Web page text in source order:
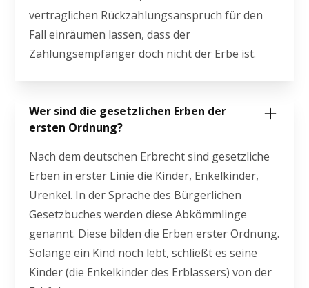
vertraglichen Rückzahlungsanspruch für den
Fall einräumen lassen, dass der
Zahlungsempfänger doch nicht der Erbe ist.
Wer sind die gesetzlichen Erben der
ersten Ordnung?
Nach dem deutschen Erbrecht sind gesetzliche
Erben in erster Linie die Kinder, Enkelkinder,
Urenkel. In der Sprache des Bürgerlichen
Gesetzbuches werden diese Abkömmlinge
genannt. Diese bilden die Erben erster Ordnung.
Solange ein Kind noch lebt, schließt es seine
Kinder (die Enkelkinder des Erblassers) von der